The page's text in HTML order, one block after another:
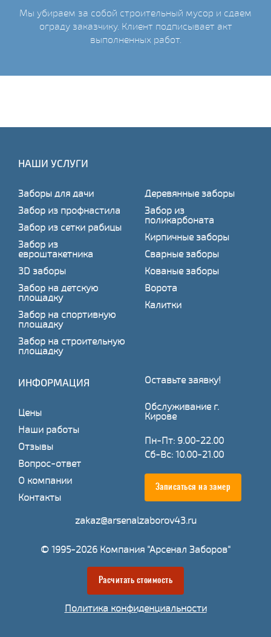
Мы убираем за собой строительный мусор и сдаем
ограду заказчику. Клиент подписывает акт
выполненных работ.
НАШИ УСЛУГИ
Заборы для дачи
Забор из профнастила
Забор из сетки рабицы
Забор из
евроштакетника
3D заборы
Забор на детскую
площадку
Забор на спортивную
площадку
Забор на строительную
площадку
Деревянные заборы
Забор из
поликарбоната
Кирпичные заборы
Сварные заборы
Кованые заборы
Ворота
Калитки
ИНФОРМАЦИЯ
Цены
Наши работы
Отзывы
Вопрос-ответ
О компании
Контакты
Оставьте заявку!
Обслуживание г.
Кирове
Пн-Пт: 9.00-22.00
Сб-Вс: 10.00-21.00
Записаться на замер
zakaz@arsenalzaborov43.ru
© 1995-2026 Компания "Арсенал Заборов"
Расчитать стоимость
Политика конфиденциальности